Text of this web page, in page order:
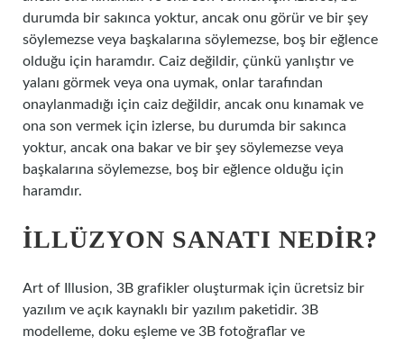
durumda bir sakınca yoktur, ancak onu görür ve bir şey
söylemezse veya başkalarına söylemezse, boş bir eğlence
olduğu için haramdır. Caiz değildir, çünkü yanlıştır ve
yalanı görmek veya ona uymak, onlar tarafından
onaylanmadığı için caiz değildir, ancak onu kınamak ve
ona son vermek için izlerse, bu durumda bir sakınca
yoktur, ancak ona bakar ve bir şey söylemezse veya
başkalarına söylemezse, boş bir eğlence olduğu için
haramdır.
İLLÜZYON SANATI NEDIR?
Art of Illusion, 3B grafikler oluşturmak için ücretsiz bir
yazılım ve açık kaynaklı bir yazılım paketidir. 3B
modelleme, doku eşleme ve 3B fotoğraflar ve